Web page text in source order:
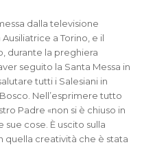
dalla televisione
a Torino, e il
durante la preghiera
seguito la Santa Messa in
tutti i Salesiani in
Nell’esprimere tutto
Padre «non si è chiuso in
sue cose. È uscito sulla
quella creatività che è stata